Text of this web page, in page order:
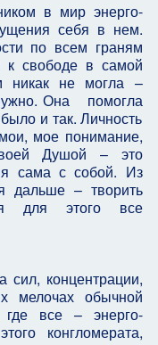
в мир энерго-
себя в нем.
по всем граням
свободе в самой
никак не могла –
Она помогла
и так. Личность
мое понимание,
Душой – это
сама с собой. Из
дальше – творить
для этого все
сил, концентрации,
мелочах обычной
все – энерго-
конгломерата,